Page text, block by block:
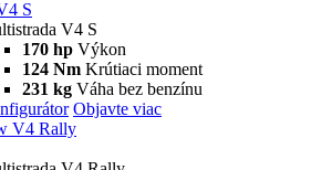
V4 S
170 hp Výkon
124 Nm Krútiaci moment
231 kg Váha bez benzínu
Objavte viac
V4 Rally